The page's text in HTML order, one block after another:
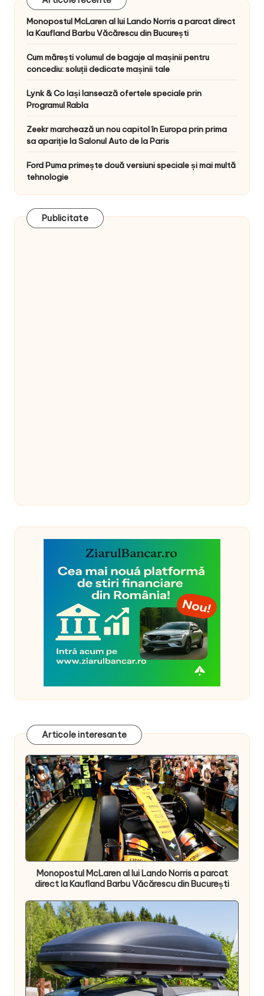
Monopostul McLaren al lui Lando Norris a parcat direct
la Kaufland Barbu Văcărescu din București
Cum mărești volumul de bagaje al mașinii pentru
concediu: soluții dedicate mașinii tale
Lynk & Co Iași lansează ofertele speciale prin
Programul Rabla
Zeekr marchează un nou capitol în Europa prin prima
sa apariție la Salonul Auto de la Paris
Ford Puma primește două versiuni speciale și mai multă
tehnologie
Publicitate
Articole interesante
Monopostul McLaren al lui Lando Norris a parcat
direct la Kaufland Barbu Văcărescu din București